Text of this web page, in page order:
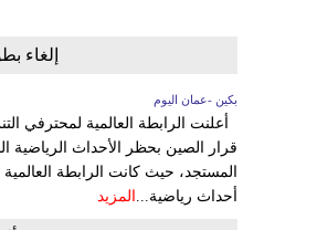
إلغاء
بكين -عمان اليوم
أعلنت الرابطة العالمية لمحترفي
قرار الصين بحظر الأحداث الرياضية
المستجد، حيث كانت الرابطة
أحداث رياضية... المزيد